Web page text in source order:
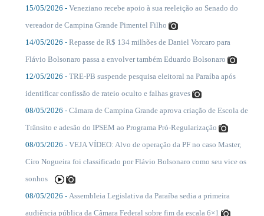
15/05/2026 - Veneziano recebe apoio à sua reeleição ao Senado do
vereador de Campina Grande Pimentel Filho
14/05/2026 - Repasse de R$ 134 milhões de Daniel Vorcaro para
Flávio Bolsonaro passa a envolver também Eduardo Bolsonaro
12/05/2026 - TRE-PB suspende pesquisa eleitoral na Paraíba após
identificar confissão de rateio oculto e falhas graves
08/05/2026 - Câmara de Campina Grande aprova criação de Escola de
Trânsito e adesão do IPSEM ao Programa Pró-Regularização
08/05/2026 - VEJA VÍDEO: Alvo de operação da PF no caso Master,
Ciro Nogueira foi classificado por Flávio Bolsonaro como seu vice os
sonhos
08/05/2026 - Assembleia Legislativa da Paraíba sedia a primeira
audiência pública da Câmara Federal sobre fim da escala 6×1